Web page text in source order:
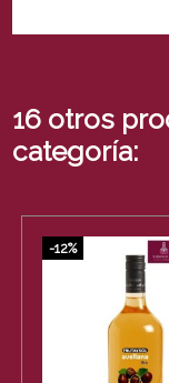
16 otros
categoría:
-12%